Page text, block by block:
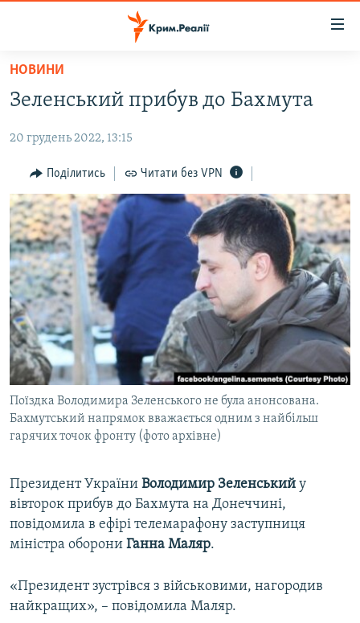
Перейти
основного
Перейти
навігації
Перейти
до
пошуку
ВІДЕО ТА ФОТО
ПОЛІТИКА
БЛОГИ
ПОГЛЯД
ІНТЕРВ'Ю
ВСЕ ЗА ДЕНЬ
СПЕЦПРОЕКТИ
ДЕПОРТАЦІЯ
ВІДЕОУРОКИ «ELIFBE»
СВІДЧЕННЯ ОКУПАЦІЇ
УКРАЇНСЬКА ПРОБЛЕМА КРИМУ
ЯК ОБІЙТИ БЛОКУВАННЯ
Русский
Qırımtatar
Усі сайти RFE/RL
НОВИНИ
Зеленський прибув до Бахмута
20 грудень 2022, 13:15
Поділитись Читати без VPN
Поїздка Володимира Зеленського не була анонсована.
Бахмутський напрямок вважається одним з найбільш
гарячих точок фронту (фото архівне)
Президент України Володимир Зеленський у
вівторок прибув до Бахмута на Донеччині,
повідомила в ефірі телемарафону заступниця
міністра оборони Ганна Маляр.
«Президент зустрівся з військовими, нагородив
найкращих», – повідомила Маляр.